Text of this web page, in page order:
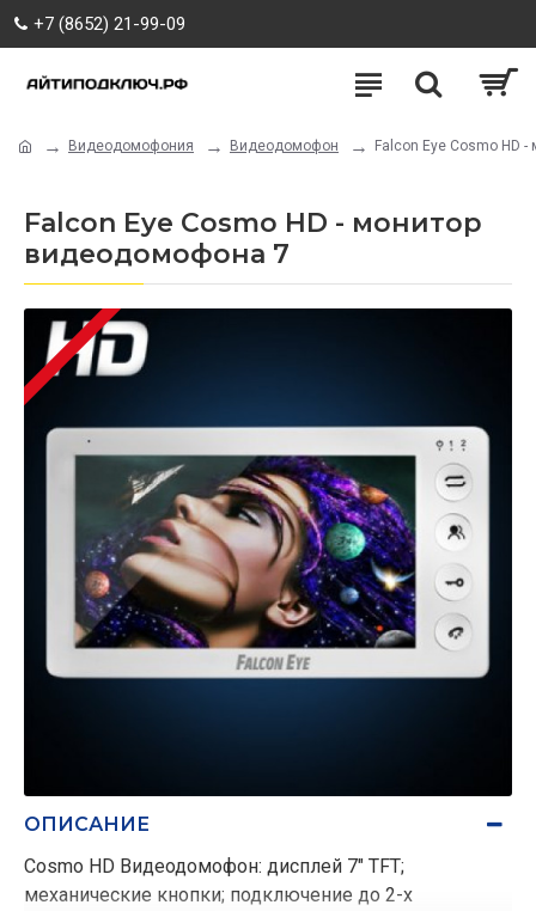
+7 (8652) 21-99-09
Видеодомофония Видеодомофон Falcon Eye Cosmo HD
Falcon Eye Cosmo HD - монитор
видеодомофона 7
ОПИСАНИЕ
Cosmo HD Видеодомофон: дисплей 7" TFT;
механические кнопки; подключение до 2-х